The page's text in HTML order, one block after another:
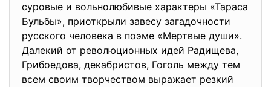
суровые и вольнолюбивые характеры «Тараса
Бульбы», приоткрыли завесу загадочности
русского человека в поэме «Мертвые души».
Далекий от революционных идей Радищева,
Грибоедова, декабристов, Гоголь между тем
всем своим творчеством выражает резкий